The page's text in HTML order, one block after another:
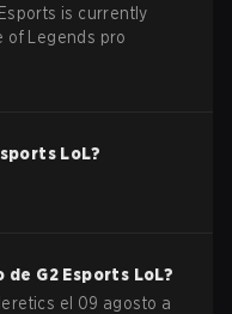
is currently
of Legends pro
LoL?
de G2 Esports LoL?
el 09 agosto a